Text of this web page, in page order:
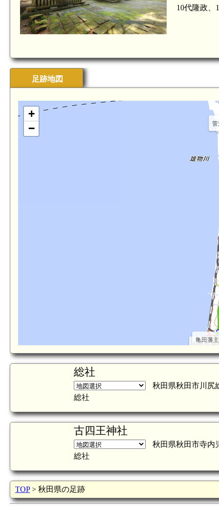
10代隆政、
足跡地図
顕性院御
亀田藩
+
−
総社
秋田県秋田市川尻
総社
古四王神社
秋田県秋田市寺内
総社
TOP> 秋田県の足跡